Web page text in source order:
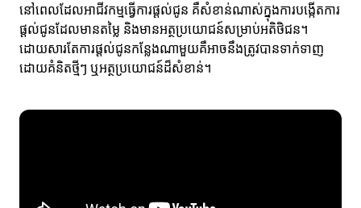
នៅពេលដែលអាជីវកម្មធ្វើការផ្តល់ជូន គឺសំខាន់ណាស់ក្នុងការបង្កើតការ
ផ្តល់ជូនដែលមានតម្លៃ និងមានអត្ថប្រយោជន៍សម្រាប់អតិថិជន។
ដោយសារតែការផ្តល់ជូនកន្លែងណាមួយគឺអាចនឹងត្រូវបានទាក់ទាញ
ដោយគំនិតថ្មីៗ ឬអត្ថប្រយោជន៍ដ៏សំខាន់។